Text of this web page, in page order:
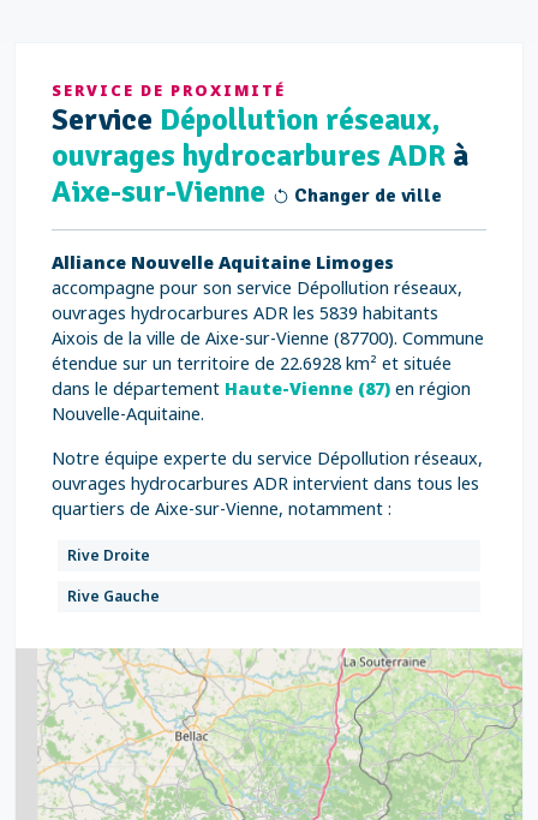
SERVICE DE PROXIMITÉ
Service Dépollution réseaux,
ouvrages hydrocarbures ADR à
Aixe-sur-Vienne
Changer de ville
Alliance Nouvelle Aquitaine Limoges
accompagne pour son service Dépollution réseaux,
ouvrages hydrocarbures ADR les 5839 habitants
Aixois de la ville de Aixe-sur-Vienne (87700). Commune
étendue sur un territoire de 22.6928 km² et située
dans le département Haute-Vienne (87) en région
Nouvelle-Aquitaine.
Notre équipe experte du service Dépollution réseaux,
ouvrages hydrocarbures ADR intervient dans tous les
quartiers de Aixe-sur-Vienne, notamment :
Rive Droite
Rive Gauche
2
2
8
5
7